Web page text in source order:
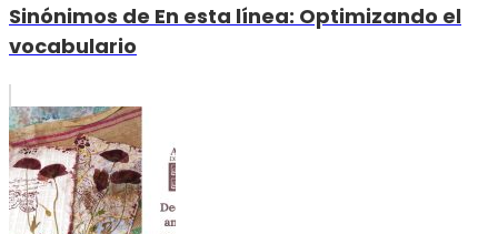
Sinónimos de En esta línea: Optimizando el
vocabulario